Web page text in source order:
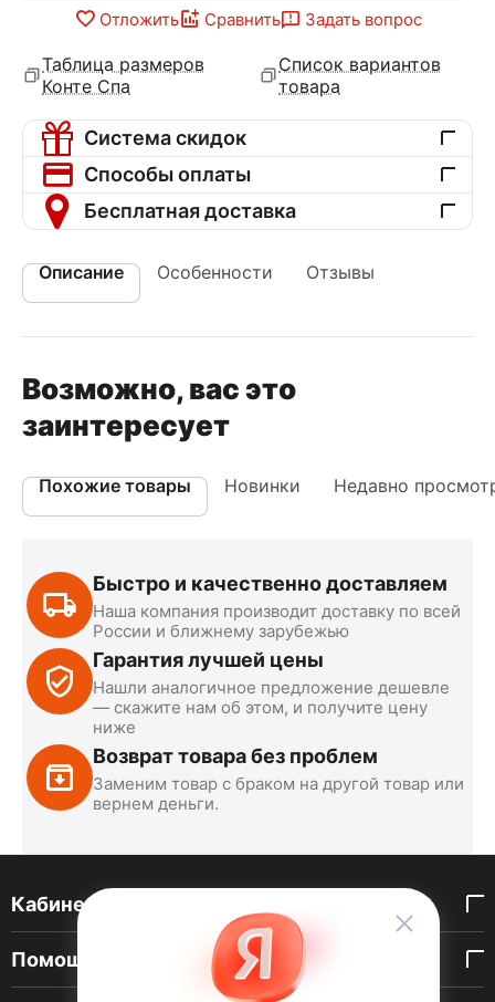
Отложить Сравнить Задать вопрос
Таблица размеров
Конте Спа
Список вариантов
товара
Система скидок
Способы оплаты
Бесплатная доставка
Описание Особенности Отзывы
Возможно, вас это
заинтересует
Похожие товары Новинки Недавно
Быстро и качественно доставляем
Наша компания производит доставку по всей
России и ближнему зарубежью
Гарантия лучшей цены
Нашли аналогичное предложение дешевле
— скажите нам об этом, и получите цену
ниже
Возврат товара без проблем
Заменим товар с браком на другой товар или
вернем деньги.
Кабинет покупателя
Помощь покупателю